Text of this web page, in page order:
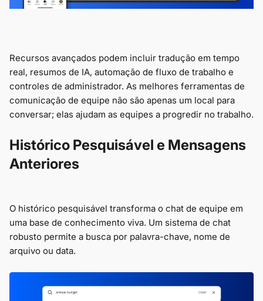
Recursos avançados podem incluir tradução em tempo
real, resumos de IA, automação de fluxo de trabalho e
controles de administrador. As melhores ferramentas de
comunicação de equipe não são apenas um local para
conversar; elas ajudam as equipes a progredir no trabalho.
Histórico Pesquisável e Mensagens
Anteriores
O histórico pesquisável transforma o chat de equipe em
uma base de conhecimento viva. Um sistema de chat
robusto permite a busca por palavra-chave, nome de
arquivo ou data.